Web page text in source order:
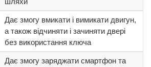
Дає змогу вмикати і вимикати двигун,
а також відчиняти і зачиняти двері
без використання ключа
Дає змогу заряджати смартфон та